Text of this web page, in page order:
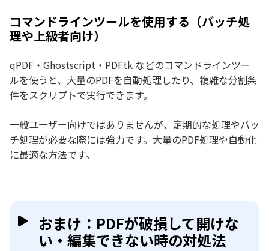
コマンドラインツールを使用する（バッチ処
理や上級者向け）
qPDF・Ghostscript・PDFtk などのコマンドラインツー
ルを使うと、大量のPDFを自動処理したり、複雑な分割条
件をスクリプトで実行できます。
一般ユーザー向けではありませんが、定期的な処理やバッ
チ処理が必要な際には強力です。大量のPDF処理や自動化
に最適な方法です。
おまけ：PDFが破損して開けな
い・編集できない時の対処法